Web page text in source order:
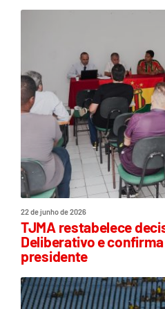
22 de junho de 2026
TJMA restabelece
Deliberativo e
presidente